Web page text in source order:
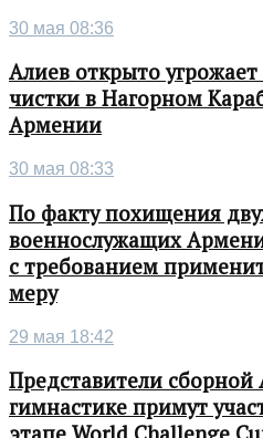
30 мая 08:36
Алиев открыто
чистки в Нагорном
Армении
30 мая 08:33
По факту похищения
военнослужащих
с требованием
меру
29 мая 18:42
Представители
гимнастике примут